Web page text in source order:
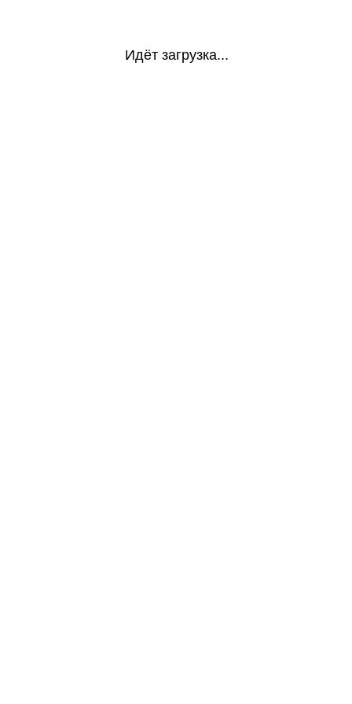
Идёт загрузка...